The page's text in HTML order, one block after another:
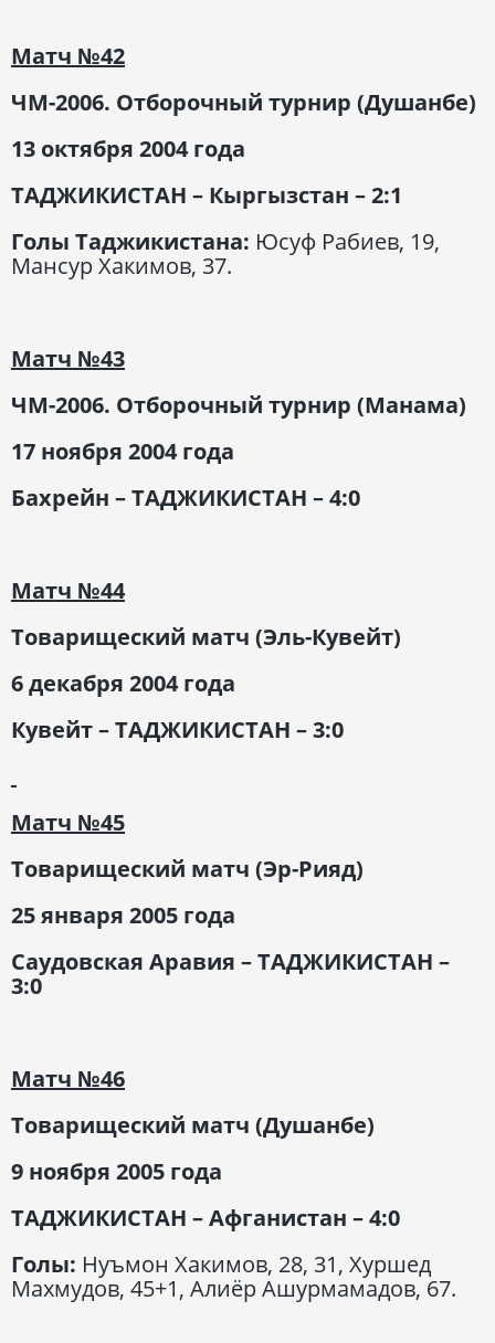
Матч №42
ЧМ-2006. Отборочный турнир (Душанбе)
13 октября 2004 года
ТАДЖИКИСТАН – Кыргызстан – 2:1
Голы Таджикистана: Юсуф Рабиев, 19,
Мансур Хакимов, 37.
Матч №43
ЧМ-2006. Отборочный турнир (Манама)
17 ноября 2004 года
Бахрейн – ТАДЖИКИСТАН – 4:0
Матч №44
Товарищеский матч (Эль-Кувейт)
6 декабря 2004 года
Кувейт – ТАДЖИКИСТАН – 3:0
Матч №45
Товарищеский матч (Эр-Рияд)
25 января 2005 года
Саудовская Аравия – ТАДЖИКИСТАН –
3:0
Матч №46
Товарищеский матч (Душанбе)
9 ноября 2005 года
ТАДЖИКИСТАН – Афганистан – 4:0
Голы: Нуъмон Хакимов, 28, 31, Хуршед
Махмудов, 45+1, Алиёр Ашурмамадов, 67.